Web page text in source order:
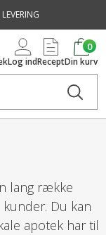
Log indRecept
0
Din kurv
lang række
Du kan
apotek har til